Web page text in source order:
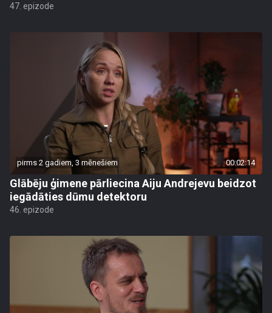
47. epizode
pirms 2 gadiem, 3 mēnešiem 00:02:14
Glābēju ģimene pārliecina Aiju Andrejevu beidzot
iegādāties dūmu detektoru
46. epizode